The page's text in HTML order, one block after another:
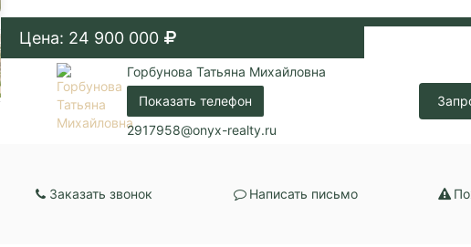
Цена: 24 900 000
Горбунова Татьяна Михайловна
Показать телефон
2917958@onyx-realty.ru
Заказать звонок Написать письмо